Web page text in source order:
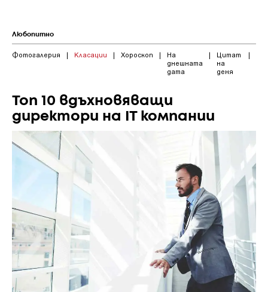
Любопитно
Фотогалерия | Класации | Хороскоп |
На
днешната
дата
|
Цитат
на
деня
|
Топ 10 вдъхновяващи
директори на IT компании